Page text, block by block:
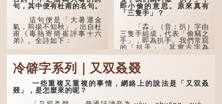
句，其中便有杜甫的名句。
這句便是「大暑運金
氣，荊揚不知秋」，出自杜
甫《毒熱寄簡崔評事十六
弟》。全詩如下：
大暑運金氣，荊揚不知
秋。
林下有塌翼，水中無行
五行當中「金」對應秋
即小偷的意思。原來真有
「三隻手」？
「掱」（音：扒）字由
三隻手組成，代表「偷竊之
手」，即為扒手。我們常寫
的「扒手」，其實古字為
「掱手」。
清·徐珂《清稗類鈔．
盜賊類．掱手》記載：「滬
人呼翦綹賊曰掱手，猶言扒
手也，亦曰癟三碼子。」
冷僻字系列｜又双叒叕
一些重複又重複的事情，網絡上的說法是「又双叒
叕」，是怎麼來的呢？